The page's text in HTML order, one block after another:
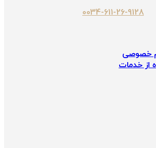
0034-611-26-9128
خصوصی
از خدمات